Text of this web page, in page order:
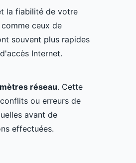
la fiabilité de votre
ceux de
souvent plus rapides
Internet.
réseau. Cette
ou erreurs de
avant de
effectuées.